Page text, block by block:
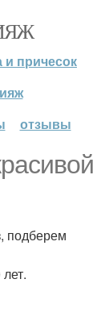
причесок
отзывы
подберем